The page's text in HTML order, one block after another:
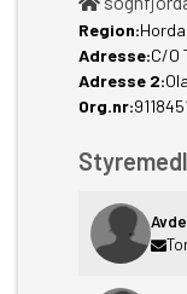
Region:
Adresse:C/O
Adresse 2:
Org.nr: